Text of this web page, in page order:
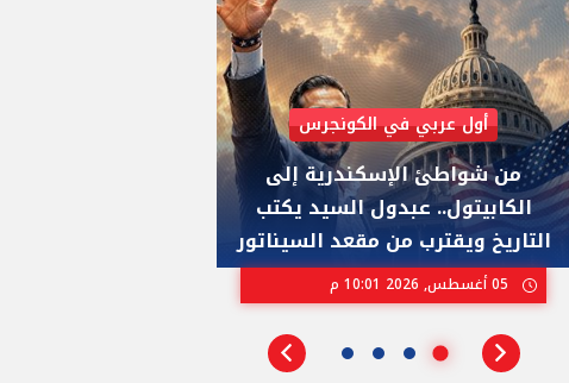
أول عربي في الكونجرس
من شواطئ الإسكندرية إلى
الكابيتول.. عبدول السيد يكتب
التاريخ ويقترب من مقعد السيناتور
05 أغسطس, 2026 10:01 م